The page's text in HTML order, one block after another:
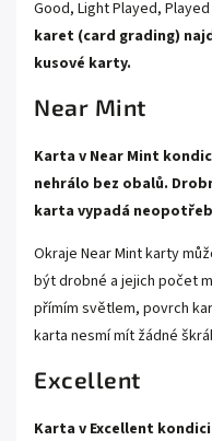
Good, Light Played,
karet (card grading)
kusové karty.
Near Mint
Karta v Near Mint
nehrálo bez obalů.
karta vypadá
Okraje Near Mint karty
být drobné a jejich počet
přímím světlem, povrch
karta nesmí mít žádné
Excellent
Karta v Excellent